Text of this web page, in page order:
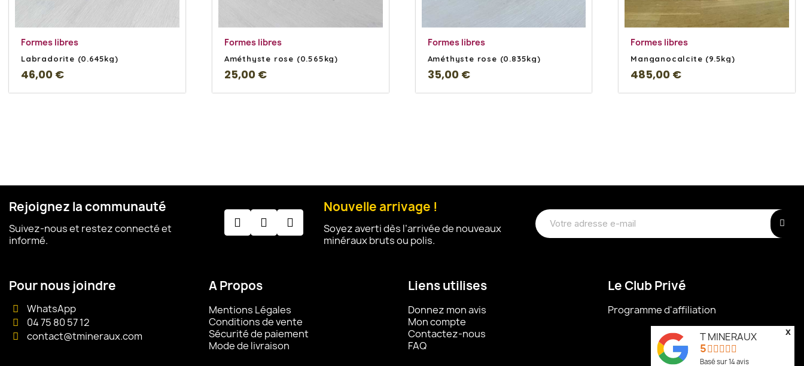
En savoir Plus
Formes libres
Labradorite (0.645kg)
46,00 €
En savoir Plus
Formes libres
Améthyste rose (0.565kg)
25,00 €
En savoir Plus
Formes libres
Améthyste rose (0.835kg)
35,00 €
En savoir Plus
Formes libres
Manganocalcite (9.5kg)
485,00 €
Rejoignez la communauté
Suivez-nous et restez connecté et
informé.
Nouvelle arrivage !
Soyez averti dès l’arrivée de nouveaux
minéraux bruts ou polis.
Pour nous joindre
WhatsApp
04 75 80 57 12
contact@tmineraux.com
A Propos
Mentions Légales
Conditions de vente
Sécurité de paiement
Mode de livraison
Liens utilises
Donnez mon avis
Mon compte
Contactez-nous
FAQ
Le Club Privé
Programme d'affiliation
T MINERAUX
5
Basé sur14avis
x